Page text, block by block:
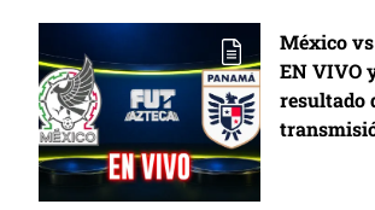
México
EN VIVO
resultado